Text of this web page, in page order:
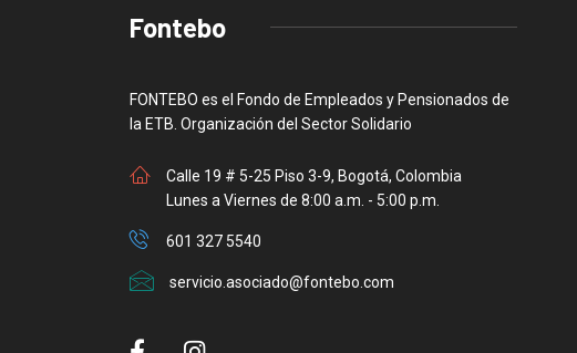
Fontebo
FONTEBO es el Fondo de Empleados y Pensionados de
la ETB. Organización del Sector Solidario
Calle 19 # 5-25 Piso 3-9, Bogotá, Colombia
Lunes a Viernes de 8:00 a.m. - 5:00 p.m.
601 327 5540
servicio.asociado@fontebo.com